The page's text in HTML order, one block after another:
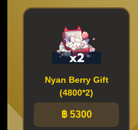
Nyan Berry Gift
(4800*2)
฿ 5300